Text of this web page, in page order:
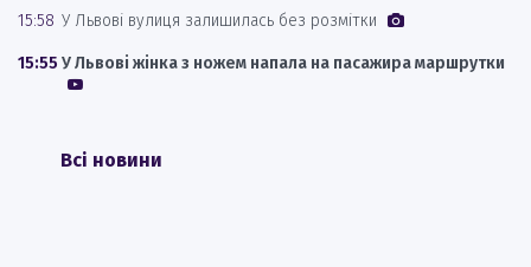
15:58 У Львові вулиця залишилась без розмітки
15:55 У Львові жінка з ножем напала на пасажира маршрутки
Всі новини